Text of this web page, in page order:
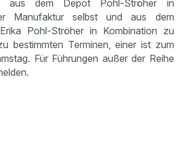
aus dem Depot Pohl-Ströher in
Manufaktur selbst und aus dem
Pohl-Ströher in Kombination zu
bestimmten Terminen, einer ist zum
Für Führungen außer der Reihe